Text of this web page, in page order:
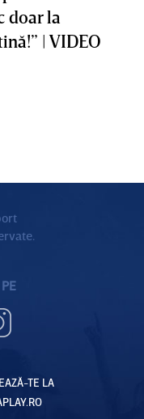
doar la
| VIDEO
TE LA